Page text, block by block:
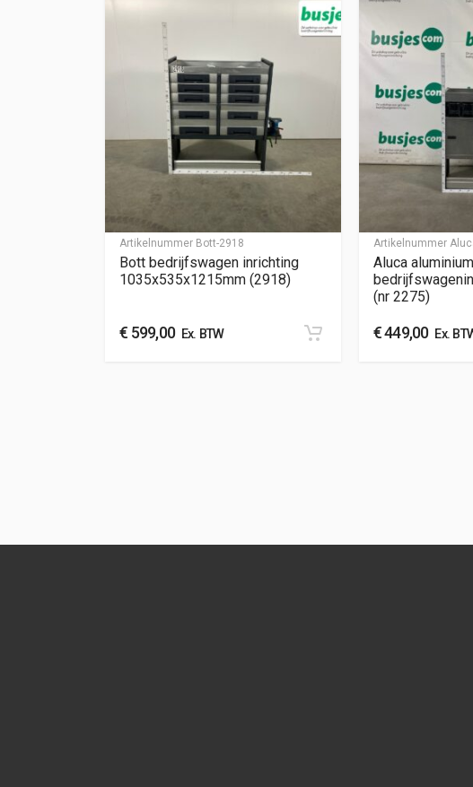
Artikelnummer Bott-2918
Bott bedrijfswagen inrichting
1035x535x1215mm (2918)
€ 599,00Ex. BTW
Artikelnummer
Aluca aluminium
(nr 2275)
€449,00Ex.